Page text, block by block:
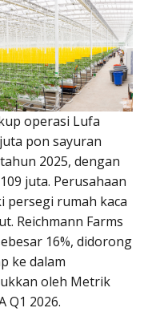
operasi Lufa
pon sayuran
2025, dengan
juta. Perusahaan
persegi rumah kaca
Reichmann Farms
16%, didorong
ke dalam
oleh Metrik
Q1 2026.